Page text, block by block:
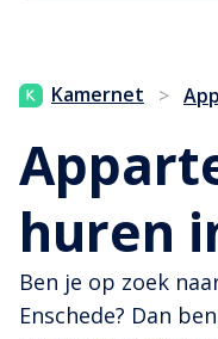
Kamernet >
huren
Ben je op zoek
Enschede? Dan